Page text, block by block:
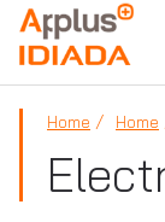
APPLUS+
Home Home